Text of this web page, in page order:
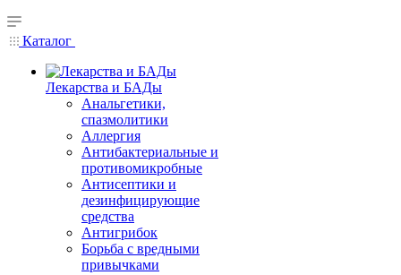
Каталог
Лекарства и БАДы
Анальгетики,
спазмолитики
Аллергия
Антибактериальные и
противомикробные
Антисептики и
дезинфицирующие
средства
Антигрибок
Борьба с вредными
привычками